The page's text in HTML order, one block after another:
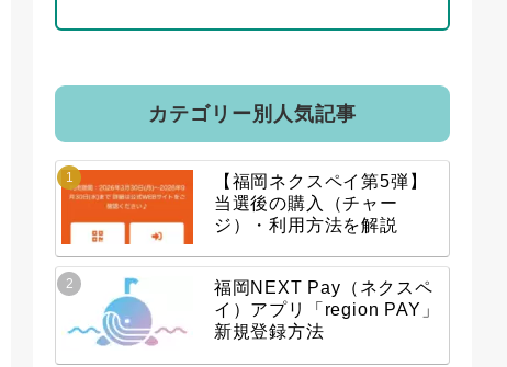
カテゴリー別人気記事
【福岡ネクスペイ第5弾】
当選後の購入（チャー
ジ）・利用方法を解説
福岡NEXT Pay（ネクスペ
イ）アプリ「region PAY」
新規登録方法